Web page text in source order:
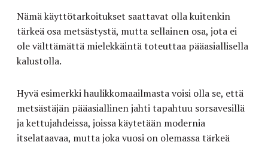
Nämä käyttötarkoitukset saattavat olla kuitenkin
tärkeä osa metsästystä, mutta sellainen osa, jota ei
ole välttämättä mielekkäintä toteuttaa pääasiallisella
kalustolla.
Hyvä esimerkki haulikkomaailmasta voisi olla se, että
metsästäjän pääasiallinen jahti tapahtuu sorsavesillä
ja kettujahdeissa, joissa käytetään modernia
itselataavaa, mutta joka vuosi on olemassa tärkeä